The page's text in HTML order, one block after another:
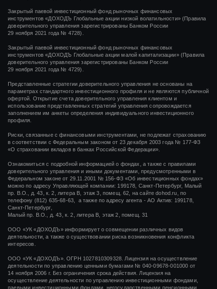
Закрытый паевой инвестиционный фонд рыночных финансовых
инструментов«ДОХОДЪ Глобальные акции низкой волатильности»(Правила
доверительного управления зарегистрированы Банком России
29 ноября 2021 года № 4728).
Закрытый паевой инвестиционный фонд рыночных финансовых
инструментов«ДОХОДЪ Глобальные акции малой капитализации»(Правила
доверительного управления зарегистрированы Банком России
29 ноября 2021 года № 4729).
Представленные стратегии доверительного управления не основаны на
параметрах стандартного инвестиционного профиля и не являются публичной
офертой. Открытие счета доверительного управления клиентом и
использование представленных стратегий управления сопровождается
заполнением им анкеты определения индивидуального инвестиционного
профиля.
Риски, связанные с финансовыми инструментами, не подлежат страхованию
в соответствии с Федеральным законом от 23 декабря 2003 года № 177-ФЗ
«О страховании вкладов в банках Российской Федерации».
Ознакомиться с подробной информацией о фондах, а также с правилами
доверительного управления и иными документами, предусмотренными в
Федеральном законе от 29.11.2001 № 156-ФЗ «Об инвестиционных фондах»
можно по адресу Управляющей компании: 199178, Санкт-Петербург, Малый
пр. В.О., д. 43, к. 2, литера В, этаж 3, помещ. 62, на сайте dohod.ru, по
телефону (812) 635-68-63, а также по адресу агента - АО Актив: 199178,
Санкт-Петербург,
Малый пр. В.О., д. 43, к. 2, литера В, этаж 2, помещ. 31
ООО «УК «ДОХОДЪ» информирует о совмещении различных видов
деятельности, а также о существовании риска возникновения конфликта
интересов.
ООО «УК «ДОХОДЪ». ОГРН 1027810309328. Лицензия на осуществление
деятельности по управлению ценными бумагами № 040-09678-001000 от
14 ноября 2006 г. Без ограничения срока действия. Лицензия на
осуществление деятельности по управлению инвестиционными фондами,
паевыми инвестиционными фондами, негосударственными пенсионными